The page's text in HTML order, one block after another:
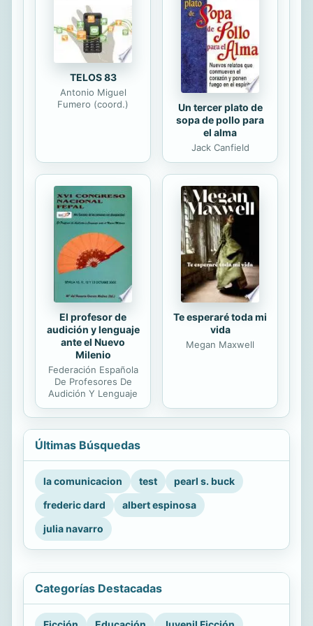
colores de los exóticos paisajes
internos, disfrutando el descenso y,
sobre todo, de las subidas de la
hermosa Montaña...
TELOS 83
Antonio Miguel
Fumero (coord.)
Un tercer plato de
sopa de pollo para
el alma
Jack Canfield
El profesor de
audición y lenguaje
ante el Nuevo
Milenio
Federación Española
De Profesores De
Audición Y Lenguaje
Te esperaré toda mi
vida
Megan Maxwell
Últimas Búsquedas
la comunicacion test
pearl s. buck
frederic dard
albert espinosa
julia navarro
Categorías Destacadas